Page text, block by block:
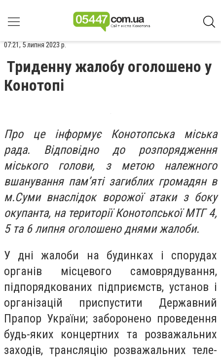
07:21, 5 липня 2023 р.
Триденну жалобу оголошено у
Конотопі
Про це інформує Конотопська міська
рада. Відповідно до розпорядження
міського голови, з метою належного
вшанування пам’яті загиблих громадян в
м.Суми внаслідок ворожої атаки з боку
окупанта, на території Конотопської МТГ 4,
5 та 6 липня оголошено днями жалоби.
У дні жалоби на будинках і спорудах
органів місцевого самоврядування,
підпорядкованих підприємств, установ і
організацій приспустити Державний
Прапор України; заборонено проведення
будь-яких концертних та розважальних
заходів, трансляцію розважальних теле-